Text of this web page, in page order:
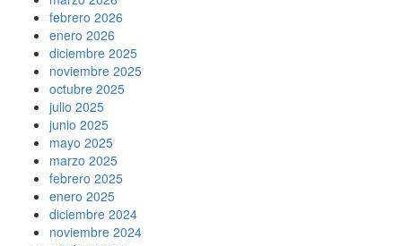
febrero 2026
enero 2026
diciembre 2025
noviembre 2025
octubre 2025
julio 2025
junio 2025
mayo 2025
marzo 2025
febrero 2025
enero 2025
diciembre 2024
noviembre 2024